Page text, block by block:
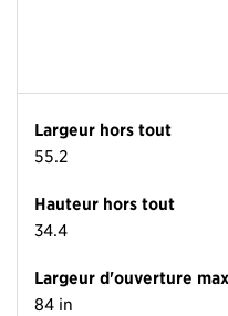
Largeur hors tout
55.2
Hauteur hors tout
34.4
Largeur d'ouverture
84 in